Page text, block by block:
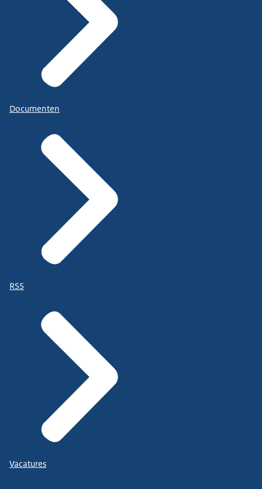
Documenten
RSS
Vacatures